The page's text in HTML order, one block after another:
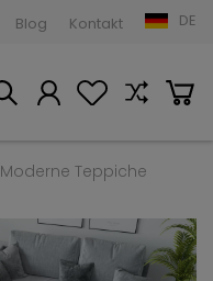
Blog Kontakt DE
Moderne Teppiche